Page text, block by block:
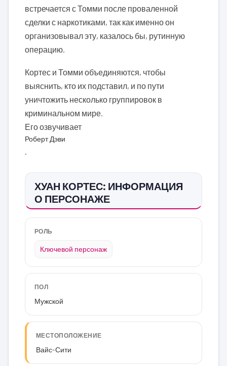
встречается с Томми после проваленной
сделки с наркотиками, так как именно он
организовывал эту, казалось бы, рутинную
операцию.
Кортес и Томми объединяются, чтобы
выяснить, кто их подставил, и по пути
уничтожить несколько группировок в
криминальном мире.
Его озвучивает
Роберт Дэви
ХУАН КОРТЕС: ИНФОРМАЦИЯ
О ПЕРСОНАЖЕ
РОЛЬ
Ключевой персонаж
ПОЛ
Мужской
МЕСТОПОЛОЖЕНИЕ
Вайс-Сити